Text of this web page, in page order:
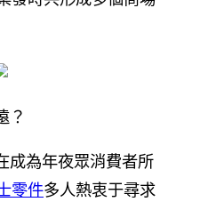
？
成為年夜眾消費者所
零件多人熱衷于尋求